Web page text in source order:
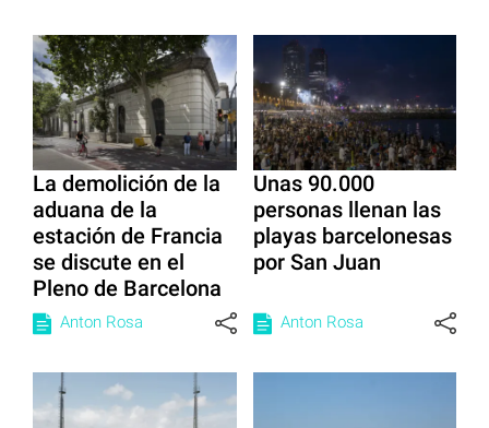
La demolición de la
aduana de la
estación de Francia
se discute en el
Pleno de Barcelona
Anton Rosa
Unas 90.000
personas llenan las
playas barcelonesas
por San Juan
Anton Rosa